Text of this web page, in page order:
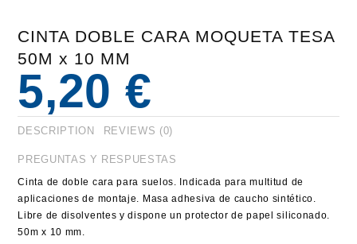
CINTA DOBLE CARA MOQUETA TESA
50M x 10 MM
5,20 €
DESCRIPTION REVIEWS (0)
PREGUNTAS Y RESPUESTAS
Cinta de doble cara para suelos. Indicada para multitud de
aplicaciones de montaje. Masa adhesiva de caucho sintético.
Libre de disolventes y dispone un protector de papel siliconado.
50m x 10 mm.